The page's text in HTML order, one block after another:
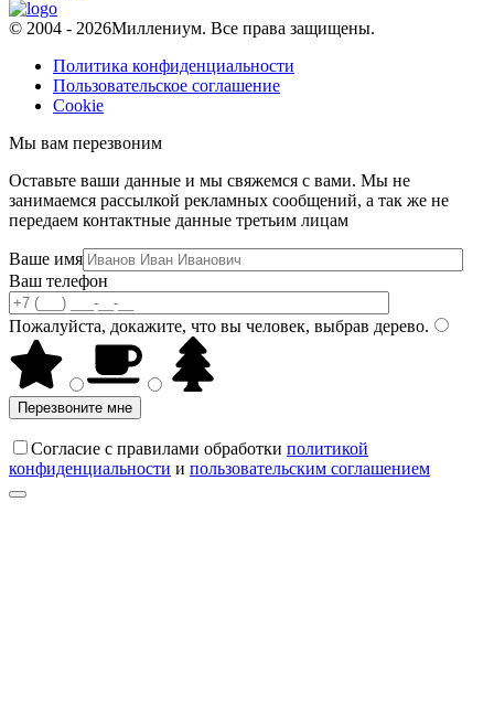
© 2004 - 2026Миллениум. Все права защищены.
Политика конфиденциальности
Пользовательское соглашение
Cookie
Мы вам перезвоним
Оставьте ваши данные и мы свяжемся с вами. Мы не
занимаемся рассылкой рекламных сообщений, а так же не
передаем контактные данные третьим лицам
Ваше имя
Ваш телефон
Пожалуйста, докажите, что вы человек, выбрав дерево.
Перезвоните мне
Согласие с правилами обработки политикой
конфиденциальности и пользовательским соглашением